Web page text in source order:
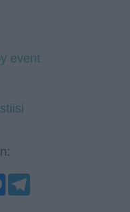
event
Messenger